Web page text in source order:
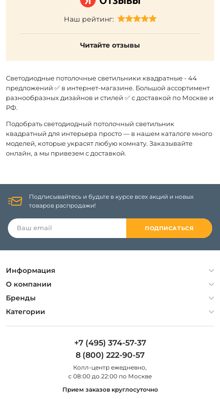
Наш рейтинг:
Читайте отзывы
Светодиодные потолочные светильники квадратные - 44
предложений ✅ в интернет-магазине. Большой ассортимент
разнообразных дизайнов и стилей ✅ с доставкой по Москве и
РФ.
Подобрать светодиодный потолочный светильник
квадратный для интерьера просто — в нашем каталоге много
моделей, которые украсят любую комнату. Заказывайте
онлайн, а мы привезем с доставкой.
Подписывайтесь и будьте в курсе всех акций и новых
товаров распродажи!
ПОДПИСАТЬСЯ
Информация
Политика конфиденциальности
Гарантия
Оплата и доставка
О компании
О компании
Контакты
Бренды
Artelamp
Категории
Люстры
Уличные светильники
+7 (495) 374-57-37
8 (800) 222-90-57
Колл-центр eжедневно,
с 08:00 до 22:00 по Москве
Прием заказов круглосуточно